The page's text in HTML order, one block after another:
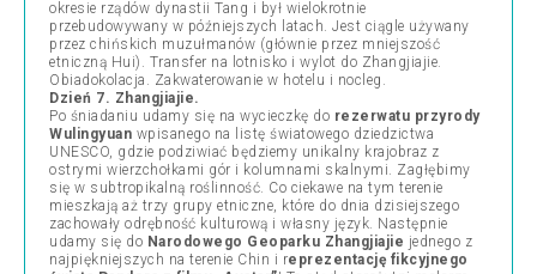
okresie rządów dynastii Tang i był wielokrotnie
przebudowywany w późniejszych latach. Jest ciągle używany
przez chińskich muzułmanów (głównie przez mniejszość
etniczną Hui). Transfer na lotnisko i wylot do Zhangjiajie.
Obiadokolacja. Zakwaterowanie w hotelu i nocleg.
Dzień 7. Zhangjiajie.
Po śniadaniu udamy się na wycieczkę do rezerwatu przyrody
Wulingyuan wpisanego na listę światowego dziedzictwa
UNESCO, gdzie podziwiać będziemy unikalny krajobraz z
ostrymi wierzchołkami gór i kolumnami skalnymi. Zagłębimy
się w subtropikalną roślinność. Co ciekawe na tym terenie
mieszkają aż trzy grupy etniczne, które do dnia dzisiejszego
zachowały odrębność kulturową i własny język. Następnie
udamy się do Narodowego Geoparku Zhangjiajie jednego z
najpiękniejszych na terenie Chin i reprezentację fikcyjnego